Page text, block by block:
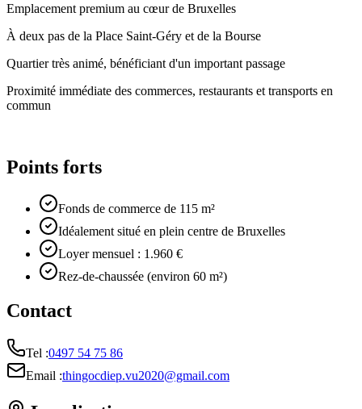
Emplacement premium au cœur de Bruxelles
À deux pas de la Place Saint-Géry et de la Bourse
Quartier très animé, bénéficiant d'un important passage
Proximité immédiate des commerces, restaurants et transports en
commun
Points forts
Fonds de commerce de 115 m²
Idéalement situé en plein centre de Bruxelles
Loyer mensuel : 1.960 €
Rez-de-chaussée (environ 60 m²)
Contact
Tel :0497 54 75 86
Email :thingocdiep.vu2020@gmail.com